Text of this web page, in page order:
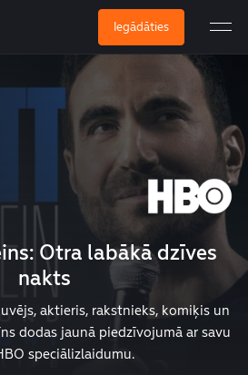
Iegādāties
Otra labākā dzīves
nakts
aktieris, rakstnieks, komiķis un
dodas jaunā piedzīvojumā ar savu
speciālizlaidumu.